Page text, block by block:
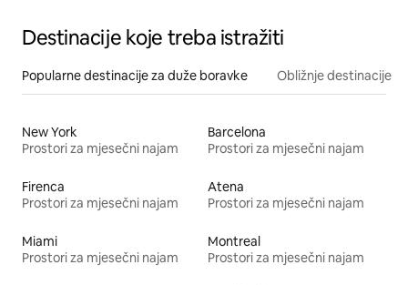
Destinacije koje treba istražiti
Popularne destinacije za duže boravke Obližnje destinacije
New York
Prostori za mjesečni najam
Barcelona
Prostori za mjesečni najam
Firenca
Prostori za mjesečni najam
Atena
Prostori za mjesečni najam
Miami
Prostori za mjesečni najam
Montreal
Prostori za mjesečni najam